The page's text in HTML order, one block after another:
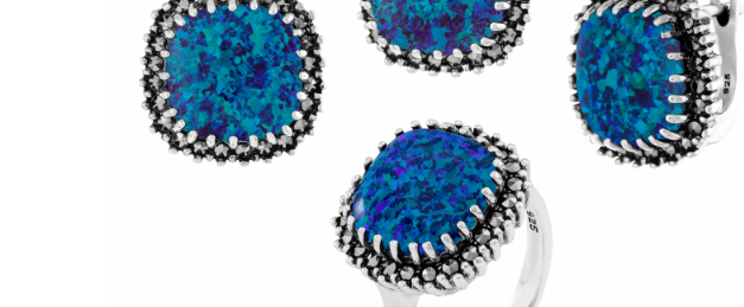
SETURI BIJUTERII
BRATARA TIP ROZARIU
LANTURI TIP ROZARIU